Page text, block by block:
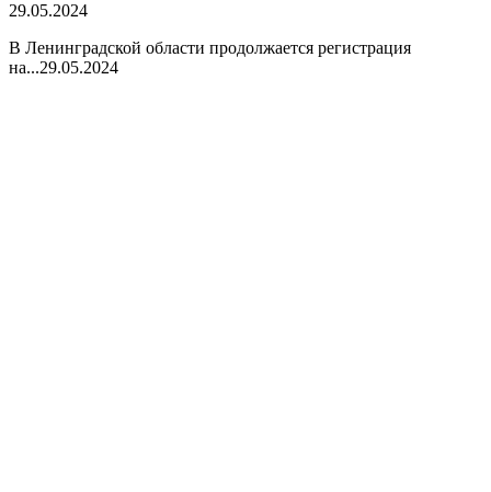
29.05.2024
В Ленинградской области продолжается регистрация
на...29.05.2024